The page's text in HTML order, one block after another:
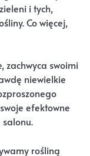
i tych,
Co więcej,
zachwyca swoimi
niewielkie
efektowne
salonu.
rośliną